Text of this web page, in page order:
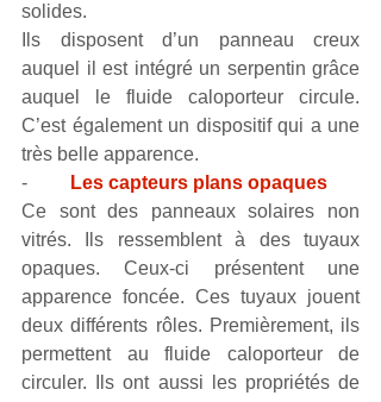
solides.
Ils disposent d’un panneau creux
auquel il est intégré un serpentin grâce
auquel le fluide caloporteur circule.
C’est également un dispositif qui a une
très belle apparence.
-
Les capteurs plans opaques
Ce sont des panneaux solaires non
vitrés. Ils ressemblent à des tuyaux
opaques. Ceux-ci présentent une
apparence foncée. Ces tuyaux jouent
deux différents rôles. Premièrement, ils
permettent au fluide caloporteur de
circuler. Ils ont aussi les propriétés de